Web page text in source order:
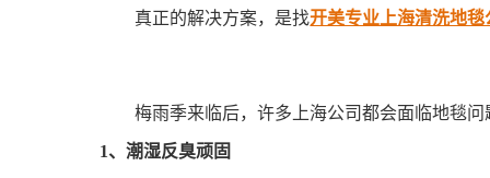
真正的解决方案，是找开美专业上海清洗地毯
梅雨季来临后，许多上海公司都会面临地毯
1、潮湿反臭顽固